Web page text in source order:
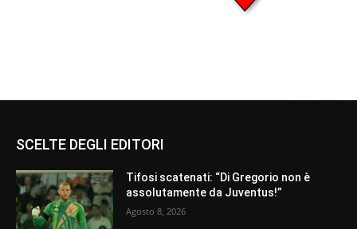
SCELTE DEGLI EDITORI
Tifosi scatenati: “Di Gregorio non è
assolutamente da Juventus!”
Agosto 8, 2026